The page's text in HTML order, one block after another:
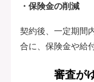
・保険金の削減
契約後、一定期間
合に、保険金や給
審査が